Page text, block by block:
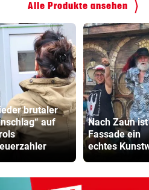
Alle Produkte ansehen
brutaler
auf
Nach Zaun
Fassade ein
echtes